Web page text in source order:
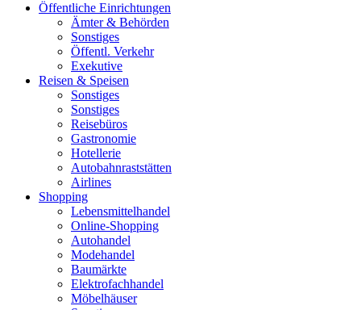
Öffentliche Einrichtungen
Ämter & Behörden
Sonstiges
Öffentl. Verkehr
Exekutive
Reisen & Speisen
Sonstiges
Sonstiges
Reisebüros
Gastronomie
Hotellerie
Autobahnraststätten
Airlines
Shopping
Lebensmittelhandel
Online-Shopping
Autohandel
Modehandel
Baumärkte
Elektrofachhandel
Möbelhäuser